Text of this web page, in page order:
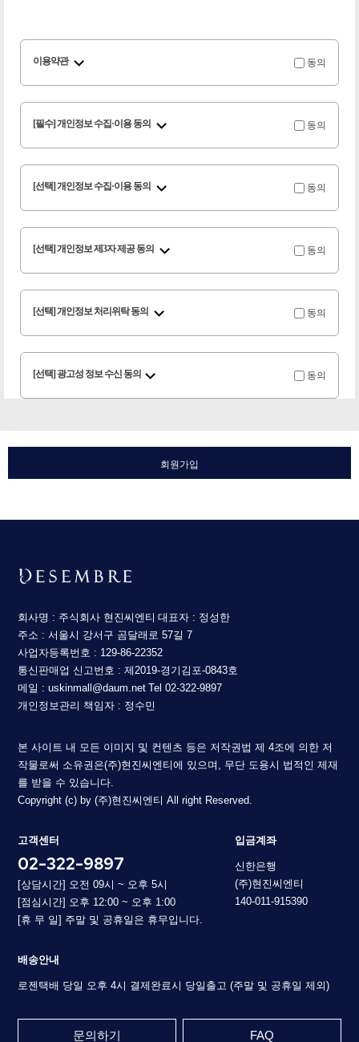
이용약관 동의
[필수] 개인정보 수집·이용 동의 동의
[선택] 개인정보 수집·이용 동의 동의
[선택] 개인정보 제3자 제공 동의 동의
[선택] 개인정보 처리위탁 동의 동의
[선택] 광고성 정보 수신 동의 동의
회원가입
회사명 : 주식회사 현진씨엔티 대표자 : 정성한
주소 : 서울시 강서구 곰달래로 57길 7
사업자등록번호 : 129-86-22352
통신판매업 신고번호 : 제2019-경기김포-0843호
메일 : uskinmall@daum.net Tel 02-322-9897
개인정보관리 책임자 : 정수민
본 사이트 내 모든 이미지 및 컨텐츠 등은 저작권법 제 4조에 의한 저
작물로써 소유권은(주)현진씨엔티에 있으며, 무단 도용시 법적인 제재
를 받을 수 있습니다.
Copyright (c) by (주)현진씨엔티 All right Reserved.
고객센터
02-322-9897
[상담시간] 오전 09시 ~ 오후 5시
[점심시간] 오후 12:00 ~ 오후 1:00
[휴 무 일] 주말 및 공휴일은 휴무입니다.
입금계좌
신한은행
(주)현진씨엔티
140-011-915390
배송안내
로젠택배 당일 오후 4시 결제완료시 당일출고 (주말 및 공휴일 제외)
문의하기 FAQ